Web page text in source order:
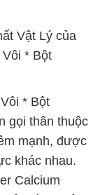
Vật Lý của
* Bột
* Bột
gọi thân thuộc
mạnh, được
khác nhau.
Calcium